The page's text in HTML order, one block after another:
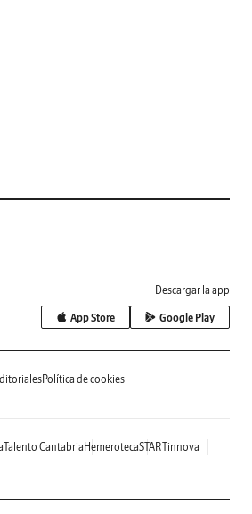
Descargar la app
App Store Google Play
Política de cookies
Talento Cantabria HemerotecaSTARTinnova